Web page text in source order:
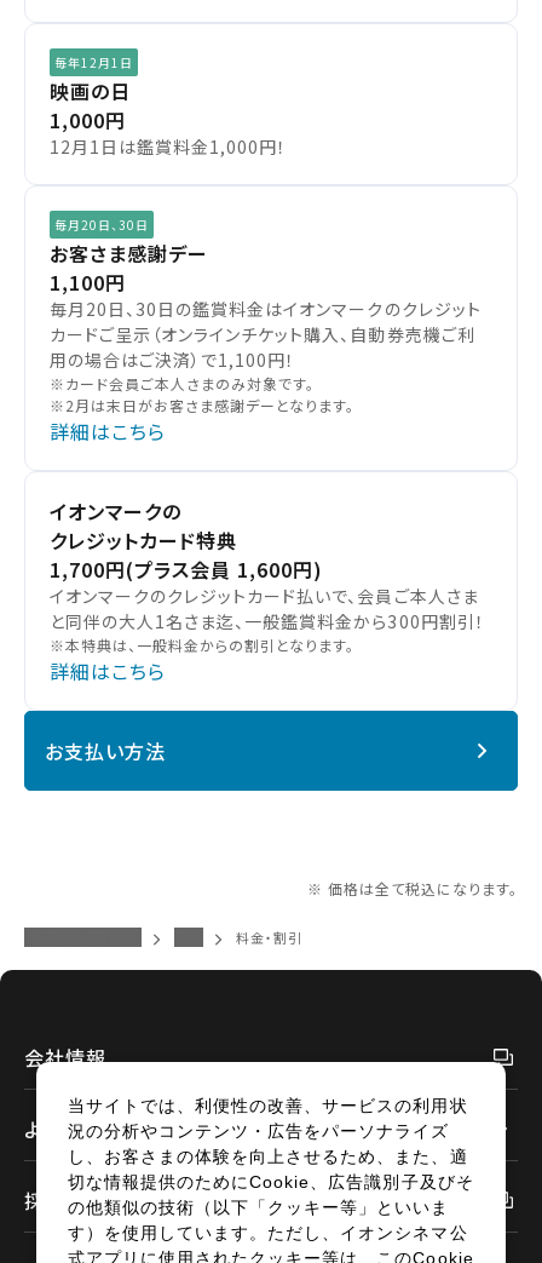
毎年12月1日
映画の日
1,000円
12月1日は鑑賞料金1,000円！
毎月20日、30日
お客さま感謝デー
1,100円
毎月20日、30日の鑑賞料金はイオンマークのクレジット
カードご呈示（オンラインチケット購入、自動券売機ご利
用の場合はご決済）で1,100円！
※カード会員ご本人さまのみ対象です。
※2月は末日がお客さま感謝デーとなります。
詳細はこちら
イオンマークの
クレジットカード特典
1,700円(プラス会員 1,600円)
イオンマークのクレジットカード払いで、会員ご本人さま
と同伴の大人1名さま迄、一般鑑賞料金から300円割引！
※本特典は、一般料金からの割引となります。
詳細はこちら
お支払い方法
※ 価格は全て税込になります。
料金・割引
会社情報
よくあるご質問
採用情報
当サイトでは、利便性の改善、サービスの利用状
況の分析やコンテンツ・広告をパーソナライズ
し、お客さまの体験を向上させるため、また、適
切な情報提供のためにCookie、広告識別子及びそ
の他類似の技術（以下「クッキー等」といいま
す）を使用しています。ただし、イオンシネマ公
式アプリに使用されたクッキー等は、このCookie